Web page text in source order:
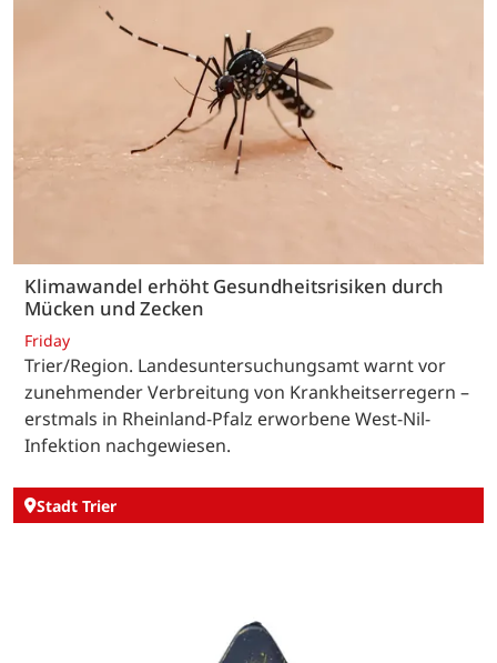
Klimawandel erhöht Gesundheitsrisiken durch
Mücken und Zecken
Friday
Trier/Region. Landesuntersuchungsamt warnt vor
zunehmender Verbreitung von Krankheitserregern –
erstmals in Rheinland-Pfalz erworbene West-Nil-
Infektion nachgewiesen.
Stadt Trier